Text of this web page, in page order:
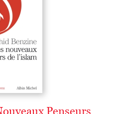
Penseurs